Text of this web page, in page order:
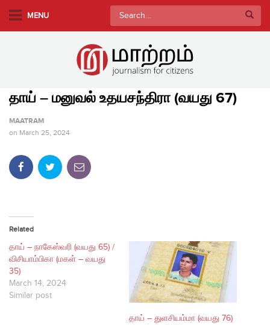
MENU
Search
for:
தாய் – மனுவல் உதயசந்திரா (வயது 67)
MAATRAM
on March 25, 2024
Related
தாய் – நாகேஸ்வரி (வயது 65) /
விசியாம்பிகா (மகள் – வயது
35)
March 14, 2024
Similar post
தாய் – துளசியம்மா (வயது 76)